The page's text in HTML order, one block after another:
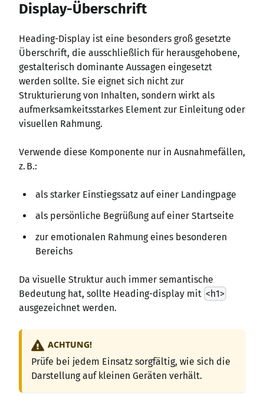
Display-Überschrift
Heading-Display ist eine besonders groß gesetzte
Überschrift, die ausschließlich für herausgehobene,
gestalterisch dominante Aussagen eingesetzt
werden sollte. Sie eignet sich nicht zur
Strukturierung von Inhalten, sondern wirkt als
aufmerksamkeitsstarkes Element zur Einleitung oder
visuellen Rahmung.
Verwende diese Komponente nur in Ausnahmefällen,
z. B.:
als starker Einstiegssatz auf einer Landingpage
als persönliche Begrüßung auf einer Startseite
zur emotionalen Rahmung eines besonderen
Bereichs
Da visuelle Struktur auch immer semantische
Bedeutung hat, sollte Heading-display mit <h1>
ausgezeichnet werden.
ACHTUNG!
Prüfe bei jedem Einsatz sorgfältig, wie sich die
Darstellung auf kleinen Geräten verhält.